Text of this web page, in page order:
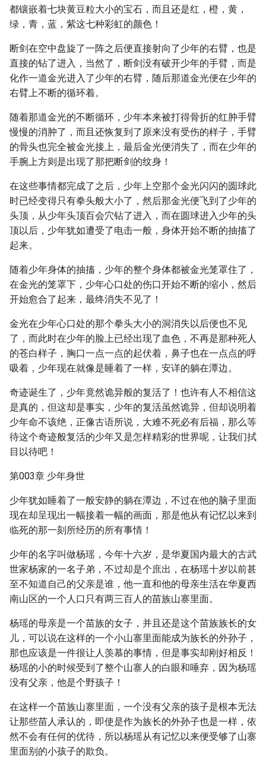
都镶嵌着七块黄豆粒大小的宝石，而且还是红，橙，黄，
绿，青，蓝，紫这七种彩虹的颜色！
断剑在空中盘旋了一阵之后便直接射向了少年的右臂，也是
直接的钻了进入，当然了，断剑没有破开少年的手臂，而是
化作一道金光进入了少年的右臂，随后那道金光便在少年的
右臂上不断的循环着。
随着那道金光的不断循环，少年本来被打得骨折的红肿手臂
慢慢的消肿了，而且还恢复到了原来没有受伤的样子，手臂
的骨头也完全被金光接上，最后金光便消失了，而在少年的
手腕上方则是出现了那把断剑的纹身！
在这些事情都完成了之后，少年上空那个金光闪闪的圆球此
时已经变得只有拳头般大小了，然后那金光便飞到了少年的
头顶，从少年头顶百会穴钻了进入，而在圆球进入少年的头
顶以后，少年犹如遭受了电击一般，身体开始不断的抽搐了
起来。
随着少年身体的抽搐，少年的整个身体都被金光笼罩住了，
在金光的笼罩下，少年心口处的伤口开始不断的缩小，然后
开始愈合了起来，最终消失不见了！
金光在少年心口处的那个拳头大小的洞消失以后便也不见
了，而此时在少年的脸上已经出现了血色，不再是那种死人
的苍白样子，胸口一点一点的起伏着，鼻子也在一点点的呼
吸着，少年现在就像是睡着了一样，安详的躺在潭边。
奇迹诞生了，少年竟然诡异般的复活了！也许有人不相信这
是真的，但这却是事实，少年的复活虽然诡异，但却说明着
少年命不该绝，正像古语所说，大难不死必有后福，那么等
待这个奇迹般复活的少年又是怎样精彩的世界呢，让我们拭
目以待吧！
第003章 少年身世
少年犹如睡着了一般安静的躺在潭边，不过在他的脑子里面
现在却呈现出一幅接着一幅的画面，那是他从有记忆以来到
临死的那一刻所经历的所有事情！
少年的名字叫做杨瑶，今年十六岁，是华夏国内最大的古武
世家杨家的一名子弟，不过却是个庶出，在杨瑶十岁以前甚
至不知道自己的父亲是谁，他一直和他的母亲生活在华夏西
南山区的一个人口只有两三百人的苗族山寨里面。
杨瑶的母亲是一个苗族的女子，并且还是这个苗族族长的女
儿，可以说在这样的一个小山寨里面能成为族长的外孙子，
那也应该是一件很让人羡慕的事情，但是事实却刚好相反！
杨瑶的小的时候受到了整个山寨人的白眼和唾弃，因为杨瑶
没有父亲，他是个野孩子！
在这样一个苗族山寨里面，一个没有父亲的孩子是根本无法
让那些苗人承认的，即使是作为族长的外孙子也是一样，依
然不会有任何的优待，所以杨瑶从有记忆以来便受够了山寨
里面别的小孩子的欺负。